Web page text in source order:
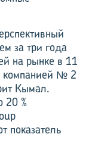
за три года
на рынке в 11
компанией № 2
Кымал.
20 %
показатель